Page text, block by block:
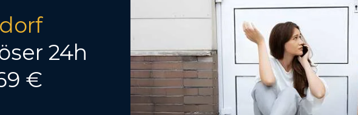
24h
€